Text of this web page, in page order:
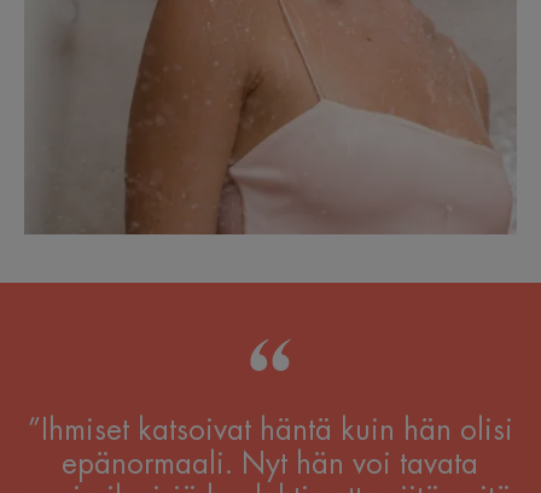
”Ihmiset katsoivat häntä kuin hän olisi
epänormaali. Nyt hän voi tavata